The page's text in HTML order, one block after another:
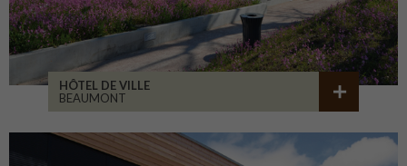
HÔTEL DE VILLE
BEAUMONT